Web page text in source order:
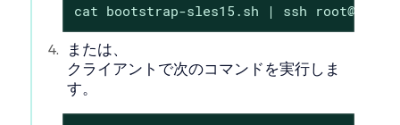
cat bootstrap-sles15.sh | ssh
または、
クライアントで次のコマンドを実行しま
す。